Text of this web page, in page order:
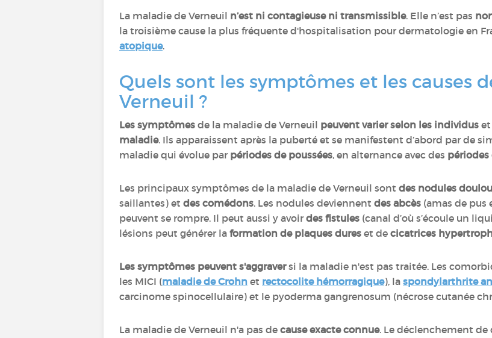
La maladie de Verneuil n’est ni contagieuse ni transmissible. Elle n’est pas
la troisième cause la plus fréquente d'hospitalisation pour dermatologie en
atopique.
Quels sont les symptômes et les causes
Verneuil ?
Les symptômes de la maladie de Verneuil peuvent varier selon les individus et
maladie. Ils apparaissent après la puberté et se manifestent d’abord par de
maladie qui évolue par périodes de poussées, en alternance avec des
Les principaux symptômes de la maladie de Verneuil sont des nodules
saillantes) et des comédons. Les nodules deviennent des abcès (amas de pus
peuvent se rompre. Il peut aussi y avoir des fistules (canal d’où s’écoule un
lésions peut générer la formation de plaques dures et de cicatrices
Les symptômes peuvent s'aggraversi la maladie n'est pas traitée. Les
les MICI (maladie de Crohn et rectocolite hémorragique), la spondylarthrite
carcinome spinocellulaire) et le pyoderma gangrenosum (nécrose cutanée
La maladie de Verneuil n'a pas de cause exacte connue. Le déclenchement